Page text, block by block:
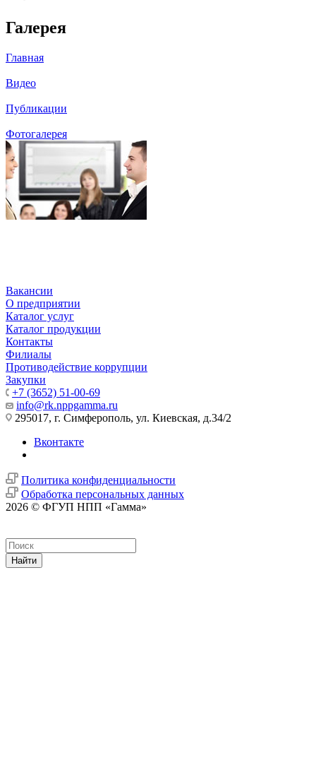
Галерея
Главная
Видео
Публикации
Фотогалерея
Вакансии
О предприятии
Каталог услуг
Каталог продукции
Контакты
Филиалы
Противодействие коррупции
Закупки
+7 (3652) 51-00-69
info@rk.nppgamma.ru
295017, г. Симферополь, ул. Киевская, д.34/2
Вконтакте
Политика конфиденциальности
Обработка персональных данных
2026 © ФГУП НПП «Гамма»
Найти